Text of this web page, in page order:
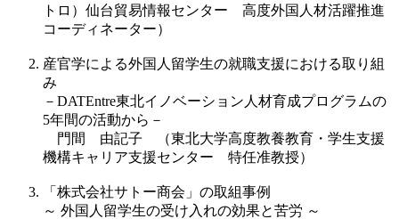
トロ）仙台貿易情報センター 高度外国人材活躍推進
コーディネーター）
産官学による外国人留学生の就職支援における取り組
み
－DATEntre東北イノベーション人材育成プログラムの
5年間の活動から－
門間 由記子 （東北大学高度教養教育・学生支援
機構キャリア支援センター 特任准教授）
「株式会社サトー商会」の取組事例
～ 外国人留学生の受け入れの効果と苦労 ～